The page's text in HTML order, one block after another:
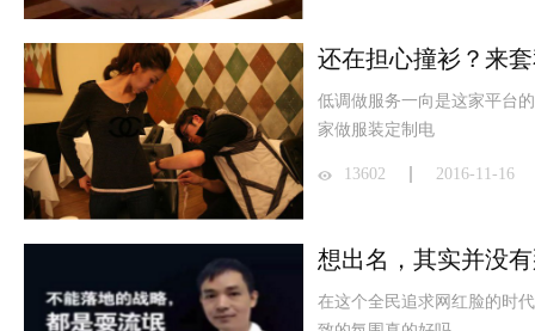
还在担心撞衫？来
低调做服务一向是这家平台
家做服装定制电
13602 2016-11-16
想出名，其实并没
在这个全民追求网红脸的时